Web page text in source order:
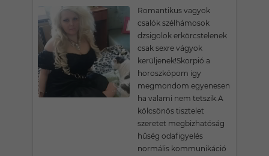
Romantikus vagyok
csalók szélhámosok
dzsigolok erkörcstelenek
csak sexre vágyok
kerüljenek!Skorpió a
horoszkópom igy
megmondom egyenesen
ha valami nem tetszik.A
kölcsönös tisztelet
szeretet megbizhatóság
hűség odafigyelés
normális kommunikáció